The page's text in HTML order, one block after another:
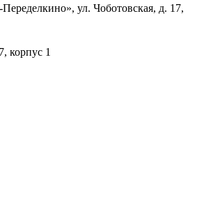
ул. Чоботовская, д. 17,
корпус 1